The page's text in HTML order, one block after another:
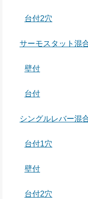
台付2穴
サーモスタット混
壁付
台付
シングルレバー混
台付1穴
壁付
台付2穴